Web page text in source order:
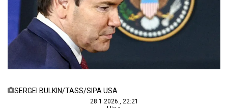
SERGEI BULKIN/TASS/SIPA USA
28.1.2026., 22:21